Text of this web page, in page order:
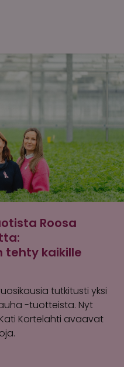
Roosa
tehty kaikille
tutkitusti yksi
-tuotteista. Nyt
Kortelahti avaavat